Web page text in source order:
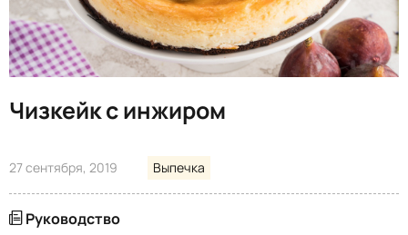
Чизкейк с инжиром
27 сентября, 2019 Выпечка
Руководство